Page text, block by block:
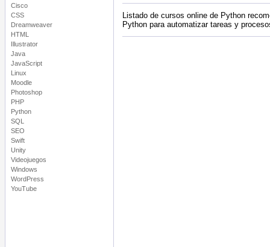
Cisco
CSS
Dreamweaver
HTML
Illustrator
Java
JavaScript
Linux
Moodle
Photoshop
PHP
Python
SQL
SEO
Swift
Unity
Videojuegos
Windows
WordPress
YouTube
Listado de cursos online de Python
Python para automatizar tareas y